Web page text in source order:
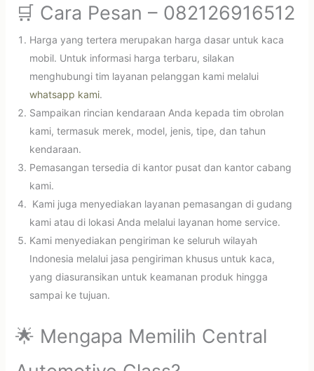
🛒 Cara Pesan – 082126916512
Harga yang tertera merupakan harga dasar untuk kaca
mobil. Untuk informasi harga terbaru, silakan
menghubungi tim layanan pelanggan kami melalui
whatsapp kami.
Sampaikan rincian kendaraan Anda kepada tim obrolan
kami, termasuk merek, model, jenis, tipe, dan tahun
kendaraan.
Pemasangan tersedia di kantor pusat dan kantor cabang
kami.
Kami juga menyediakan layanan pemasangan di gudang
kami atau di lokasi Anda melalui layanan home service.
Kami menyediakan pengiriman ke seluruh wilayah
Indonesia melalui jasa pengiriman khusus untuk kaca,
yang diasuransikan untuk keamanan produk hingga
sampai ke tujuan.
🌟 Mengapa Memilih Central